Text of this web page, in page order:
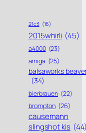
21c3 (16)
2015whirli (45)
a4000 (23)
amiga (25)
balsaworks
(34)
bierbrauen (22)
brompton (26)
causemann
slingshot kis